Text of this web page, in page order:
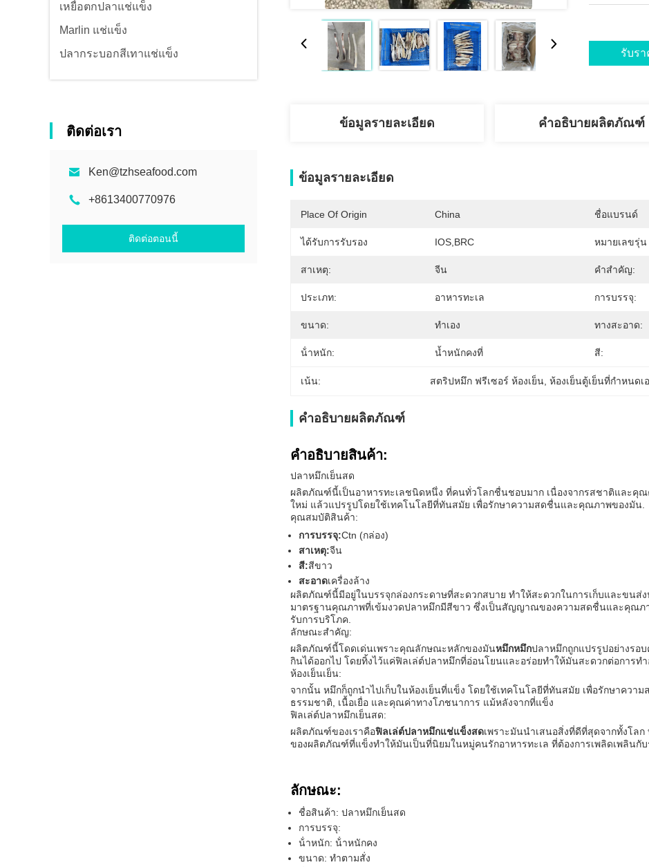
เหยื่อตกปลาแช่แข็ง
Marlin แช่แข็ง
ปลากระบอกสีเทาแช่แข็ง
ติดต่อเรา
Ken@tzhseafood.com
+8613400770976
ติดต่อตอนนี้
รับร
ข้อมูลรายละเอียด คำอธิบายผลิตภัณฑ์
ข้อมูลรายละเอียด
Place Of Origin China ชื่อแบรนด์
ได้รับการรับรอง IOS,BRC หมายเลขรุ่น
สาเหตุ: จีน คำสำคัญ:
ประเภท: อาหารทะเล การบรรจุ:
ขนาด: ทำเอง ทางสะอาด:
น้ําหนัก: น้ำหนักคงที่ สี:
เน้น: สตริปหมึก ฟรีเซอร์ ห้องเย็น , ห้องเย็นตู้เย็นที่กําหนดเ
คำอธิบายผลิตภัณฑ์
คําอธิบายสินค้า:
ปลาหมึกเย็นสด
ผลิตภัณฑ์นี้เป็นอาหารทะเลชนิดหนึ่ง ที่คนทั่วโลกชื่นชอบมาก เนื่องจากรสชาติและคุ
ใหม่ แล้วแปรรูปโดยใช้เทคโนโลยีที่ทันสมัย เพื่อรักษาความสดชื่นและคุณภาพของมัน.
คุณสมบัติสินค้า:
การบรรจุ:Ctn (กล่อง)
สาเหตุ:จีน
สี:สีขาว
สะอาดเครื่องล้าง
ผลิตภัณฑ์นี้มีอยู่ในบรรจุกล่องกระดาษที่สะดวกสบาย ทําให้สะดวกในการเก็บและขนส่ง
มาตรฐานคุณภาพที่เข้มงวดปลาหมึกมีสีขาว ซึ่งเป็นสัญญาณของความสดชื่นและคุณภ
รับการบริโภค.
ลักษณะสําคัญ:
ผลิตภัณฑ์นี้โดดเด่นเพราะคุณลักษณะหลักของมันหมึกหมึกปลาหมึกถูกแปรรูปอย่างรอ
กินได้ออกไป โดยทิ้งไว้แค่ฟิลเล่ต์ปลาหมึกที่อ่อนโยนและอร่อยทําให้มันสะดวกต่อการทํ
ห้องเย็นเย็น:
จากนั้น หมึกก็ถูกนําไปเก็บในห้องเย็นที่แข็ง โดยใช้เทคโนโลยีที่ทันสมัย เพื่อรักษาคว
ธรรมชาติ, เนื้อเยื่อ และคุณค่าทางโภชนาการ แม้หลังจากที่แข็ง
ฟิลเล่ต์ปลาหมึกเย็นสด:
ผลิตภัณฑ์ของเราคือฟิลเล่ต์ปลาหมึกแช่แข็งสดเพราะมันนําเสนอสิ่งที่ดีที่สุดจากทั้งโล
ของผลิตภัณฑ์ที่แข็งทําให้มันเป็นที่นิยมในหมู่คนรักอาหารทะเล ที่ต้องการเพลิดเพลินกับ
ลักษณะ:
ชื่อสินค้า: ปลาหมึกเย็นสด
การบรรจุ:
น้ําหนัก: น้ําหนักคง
ขนาด: ทําตามสั่ง